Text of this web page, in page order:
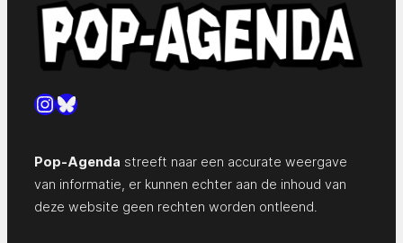
Instagram
Bluesky
Pop-Agenda streeft naar een accurate weergave
van informatie, er kunnen echter aan de inhoud van
deze website geen rechten worden ontleend.